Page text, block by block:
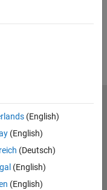
(English)
(English)
(Deutsch)
(English)
(English)
Contacts locaux